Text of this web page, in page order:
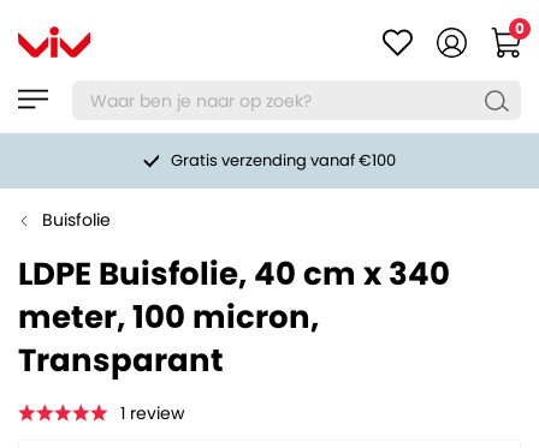
0
Gratis verzending vanaf €100
Buisfolie
LDPE Buisfolie, 40 cm x 340
meter, 100 micron,
Transparant
1 review